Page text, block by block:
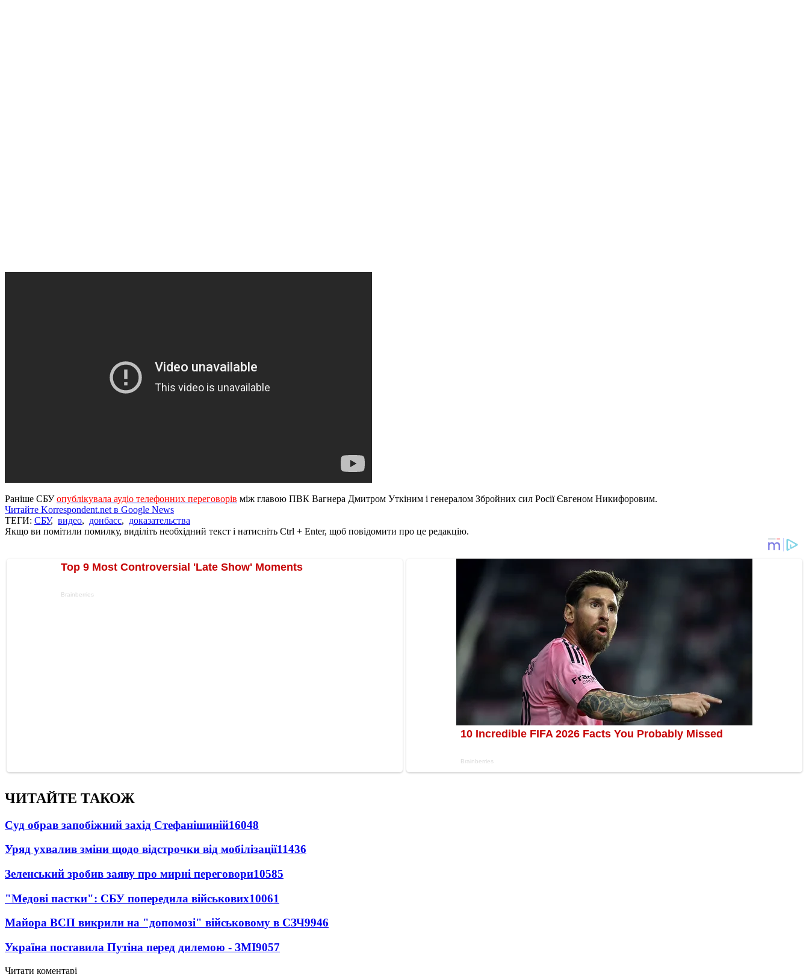
Раніше СБУопублікувала аудіо телефонних переговорів між главою ПВК Вагнера Дмитром Уткіним і генералом Збройних сил Росії Євгеном Никифоровим.
Читайте Korrespondent.net в Google News
ТЕГИ: СБУ, видео, донбасс, доказательства
Якщо ви помітили помилку, виділіть необхідний текст і натисніть Ctrl + Enter, щоб повідомити про це редакцію.
ЧИТАЙТЕ ТАКОЖ
Суд обрав запобіжний захід Стефанішиній16048
Уряд ухвалив зміни щодо відстрочки від мобілізації11436
Зеленський зробив заяву про мирні переговори10585
"Медові пастки": СБУ попередила військових10061
Майора ВСП викрили на "допомозі" військовому в СЗЧ9946
Україна поставила Путіна перед дилемою - ЗМІ9057
Читати коментарі